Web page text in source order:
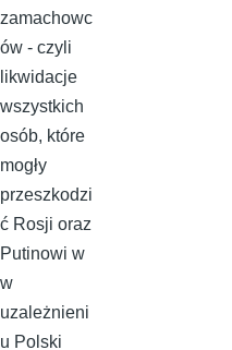
zamachowc
ów - czyli
likwidacje
wszystkich
osób, które
mogły
przeszkodzi
ć Rosji oraz
Putinowi w
w
uzależnieni
u Polski